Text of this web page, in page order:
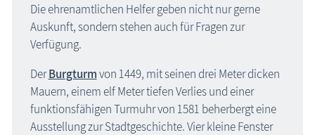
Die ehrenamtlichen Helfer geben nicht nur gerne
Auskunft, sondern stehen auch für Fragen zur
Verfügung.
DerBurgturmvon 1449, mit seinen drei Meter dicken
Mauern, einem elf Meter tiefen Verlies und einer
funktionsfähigen Turmuhr von 1581 beherbergt eine
Ausstellung zur Stadtgeschichte. Vier kleine Fenster